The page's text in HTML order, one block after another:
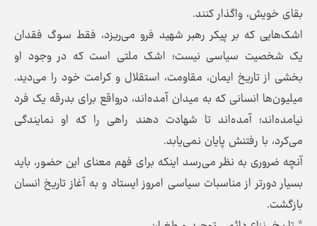
بقای خویش، واگذار کنند.
اشک‌هایی که بر پیکر رهبر شهید فرو می‌ریزد، فقط سوگ فقدان
یک شخصیت سیاسی نیست؛ اشک ملتی است که در وجود او
بخشی از تاریخ ایمان، مقاومت، استقلال و کرامت خود را می‌دید.
میلیون‌ها انسانی که به میدان آمده‌اند، درواقع برای بدرقه یک فرد
نیامده‌اند؛ آمده‌اند تا شهادت دهند راهی را که او نمایندگی
می‌کرد، با رفتنش پایان نمی‌یابد.
آنچه ضروری به نظر می‌رسد اینکه برای فهم معنای این حضور، باید
بسیار دورتر از مناسبات سیاسی امروز ایستاد و به آغاز تاریخ انسان
بازگشت.